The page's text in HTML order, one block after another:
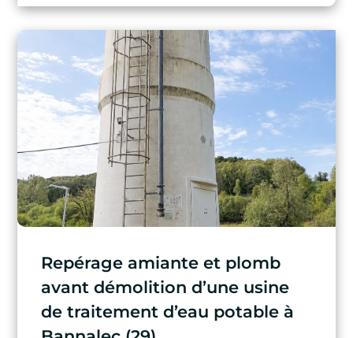
Repérage amiante et plomb
avant démolition d’une usine
de traitement d’eau potable à